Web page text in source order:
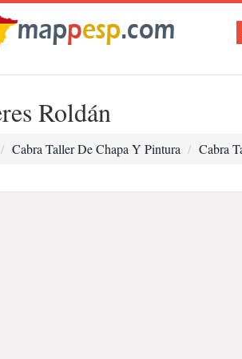
Roldán
Cabra Taller De Chapa Y Pintura Cabra